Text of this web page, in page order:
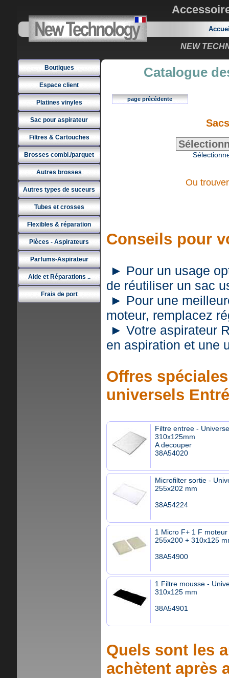
NEW
Boutiques
Espace client
Platines vinyles
Sac pour aspirateur
Filtres & Cartouches
Brosses combi./parquet
Autres brosses
Autres types de suceurs
Tubes et crosses
Flexibles & réparation
Pièces - Aspirateurs
Parfums-Aspirateur
Aide et Réparations ..
Frais de port
Catalogue
page précédente
Ou
Conseils pour
► Pour un usage
de réutiliser un sac
► Pour une
moteur, remplacez
► Votre aspirateur
en aspiration et une
Offres
universels
Filtre entree -
310x125mm
A decouper
38A54020
Microfilter sortie -
255x202 mm
38A54224
1 Micro F+ 1 F
255x200 + 310x125
38A54900
1 Filtre mousse -
310x125 mm
38A54901
Quels sont les
achètent après